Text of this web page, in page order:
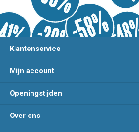
Klantenservice
Mijn account
Openingstijden
Over ons